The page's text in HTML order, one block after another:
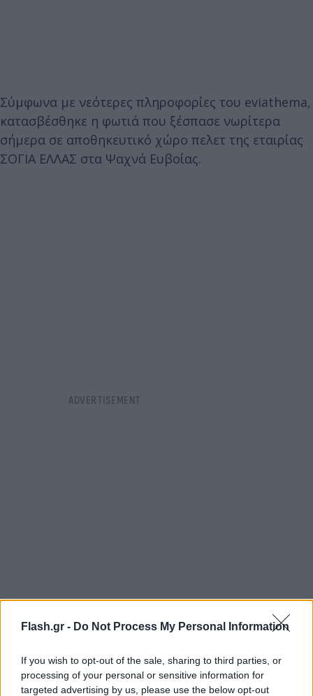
Flash.gr - Do Not Process My Personal Information
If you wish to opt-out of the sale, sharing to third parties, or
processing of your personal or sensitive information for
targeted advertising by us, please use the below opt-out
Σύμφωνα με νεότερες πληροφορίες του eviathema,
κατασβέσθηκε η φωτιά που ξέσπασε νωρίτερα
σήμερα σε αποθηκευτικό χώρο πελετ της εταιρίας
ΣΟΓΙΑ ΕΛΛΑΣ στα Ψαχνά Ευβοίας.
κατάφεραν και περιόρισαν το μέτωπο ενώ ευτυχώς
δεν επεκτάθηκε και σε υπόλοιπους χώρους.